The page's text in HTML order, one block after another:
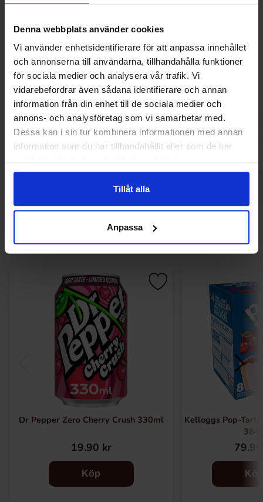
Denna webbplats använder cookies
Vi använder enhetsidentifierare för att anpassa innehållet
och annonserna till användarna, tillhandahålla funktioner
för sociala medier och analysera vår trafik. Vi
vidarebefordrar även sådana identifierare och annan
information från din enhet till de sociala medier och
annons- och analysföretag som vi samarbetar med.
Dessa kan i sin tur kombinera informationen med annan
information som du har tillhandahållit eller som de har
Tillåt alla
Anpassa
Paw Patrol Straws with Chocolate
Flavour 10-pack 60g
31.13 kr
Köp
Nesquik
198.46 kr
Andra gillade
Dr Pepper Zero Cherry Crush 330ml
19.90 kr
Köp
Kelloggs Pop-
Köp